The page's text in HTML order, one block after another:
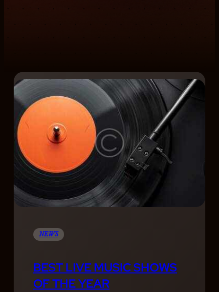
NEWS
BEST LIVE MUSIC SHOWS
OF THE YEAR